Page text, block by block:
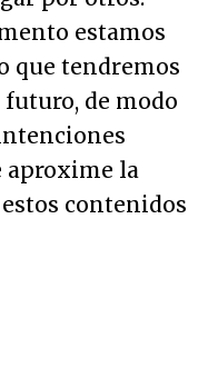
estamos
que tendremos
de modo
aproxime la
contenidos